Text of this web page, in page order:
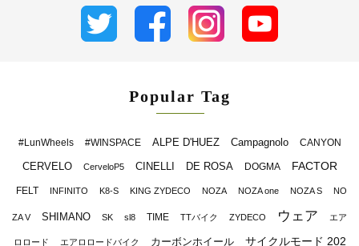
Popular Tag
#LunWheels #WINSPACE ALPE D'HUEZ Campagnolo CANYON
CERVELO CerveloP5 CINELLI DE ROSA DOGMA FACTOR
FELT INFINITO K8-S KING ZYDECO NOZA NOZA one NOZA S NO
ZA V SHIMANO SK sl8 TIME TTバイク ZYDECO ウェア エア
ロロード エアロロードバイク カーボンホイール
サイクルモード 202